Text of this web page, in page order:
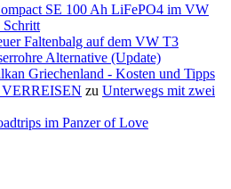
SE 100 Ah LiFePO4 im VW
Schritt
Faltenbalg auf dem VW T3
Alternative (Update)
Griechenland - Kosten und Tipps
zu Unterwegs mit zwei
im Panzer of Love